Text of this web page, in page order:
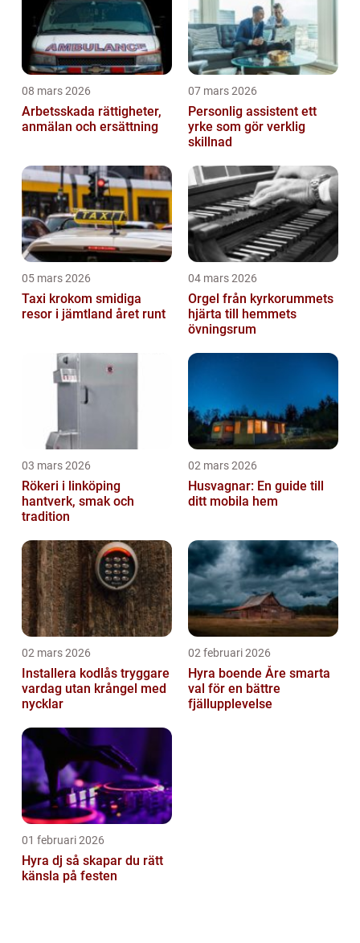
08 mars 2026
Arbetsskada rättigheter,
anmälan och ersättning
07 mars 2026
Personlig assistent ett
yrke som gör verklig
skillnad
05 mars 2026
Taxi krokom smidiga
resor i jämtland året runt
04 mars 2026
Orgel från kyrkorummets
hjärta till hemmets
övningsrum
03 mars 2026
Rökeri i linköping
hantverk, smak och
tradition
02 mars 2026
Husvagnar: En guide till
ditt mobila hem
02 mars 2026
Installera kodlås tryggare
vardag utan krångel med
nycklar
02 februari 2026
Hyra boende Åre smarta
val för en bättre
fjällupplevelse
01 februari 2026
Hyra dj så skapar du rätt
känsla på festen